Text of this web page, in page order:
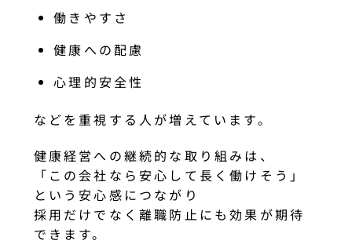
働きやすさ
健康への配慮
心理的安全性
などを重視する人が増えています。
健康経営への継続的な取り組みは、
「この会社なら安心して長く働けそう」
という安心感につながり
採用だけでなく離職防止にも効果が期待
できます。